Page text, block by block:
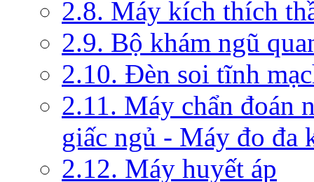
2.8. Máy kích thích
2.9. Bộ khám ngũ
2.10. Đèn soi tĩnh
2.11. Máy chẩn đoán
giấc ngủ - Máy đo đa
2.12. Máy huyết áp